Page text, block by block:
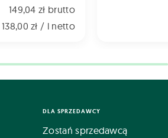
149,04 zł brutto
138,00 zł / l netto
DLA SPRZEDAWCY
Zostań sprzedawcą